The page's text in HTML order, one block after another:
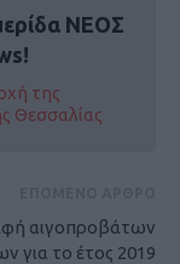
ΝΕΟΣ
της
Θεσσαλίας
αιγοπροβάτων
για το έτος 2019